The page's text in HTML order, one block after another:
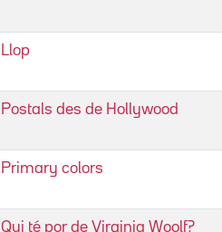
Llop
Postals des de Hollywood
Primary colors
Qui té por de Virginia Woolf?